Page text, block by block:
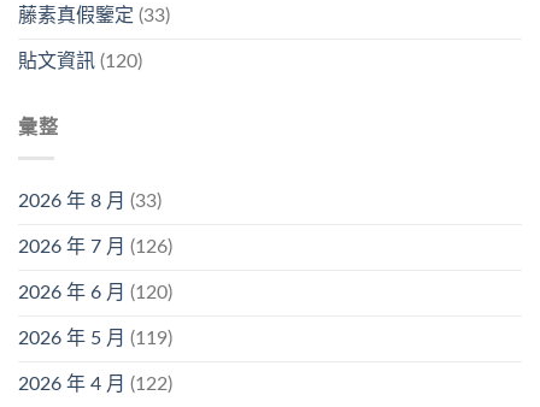
藤素真假鑒定 (33)
貼文資訊 (120)
彙整
2026 年 8 月 (33)
2026 年 7 月 (126)
2026 年 6 月 (120)
2026 年 5 月 (119)
2026 年 4 月 (122)